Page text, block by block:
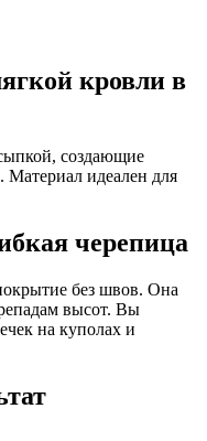
кровли в
создающие
Материал идеален для
черепица
без швов. Она
высот. Вы
на куполах и